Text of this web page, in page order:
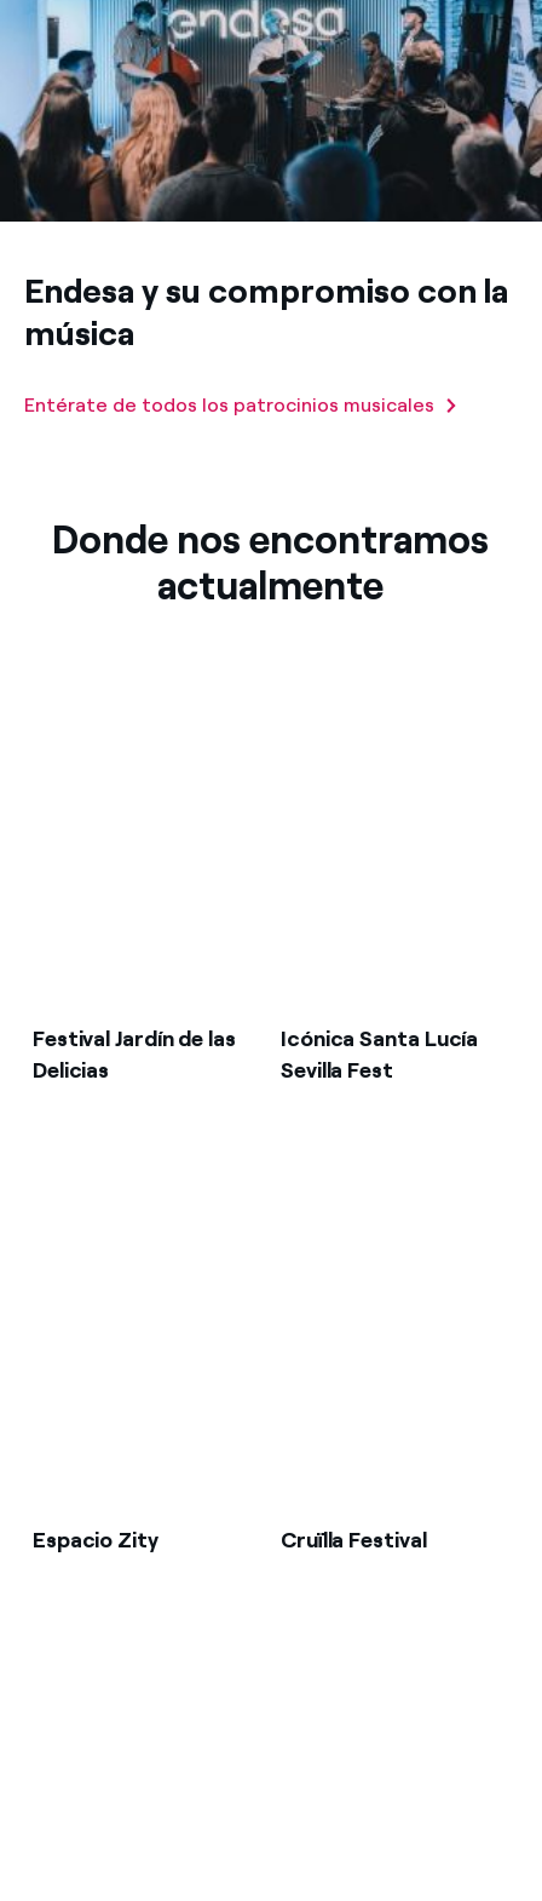
Endesa y su compromiso con la
música
Entérate de todos los patrocinios musicales
Donde nos encontramos
actualmente
Festival Jardín de las
Delicias
Icónica Santa Lucía
Sevilla Fest
Espacio Zity Cruïlla Festival